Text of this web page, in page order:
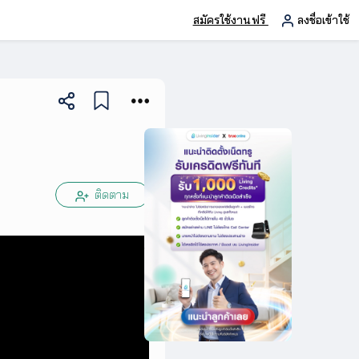
สมัครใช้งานฟรี ลงชื่อเข้าใช้
ติดตาม